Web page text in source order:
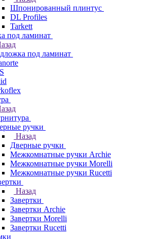
Шпонированный плинтус
DL Profiles
Tarkett
под ламинат
под ламинат
ручки
Назад
Дверные ручки
Межкомнатные ручки Archie
Межкомнатные ручки Morelli
Межкомнатные ручки Rucetti
Назад
Завертки
Завертки Archie
Завертки Morelli
Завертки Rucetti